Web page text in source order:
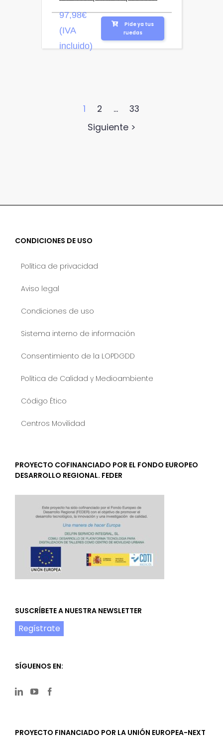
97,98€
(IVA
incluido)
Pide ya tus
ruedas
1 2 ...
33
Siguiente >Next
CONDICIONES DE USO
Política de privacidad
Aviso legal
Condiciones de uso
Sistema interno de información
Consentimiento de la LOPDGDD
Política de Calidad y Medioambiente
Código Ético
Centros Movilidad
PROYECTO COFINANCIADO POR EL FONDO EUROPEO
DESARROLLO REGIONAL. FEDER
SUSCRÍBETE A NUESTRA NEWSLETTER
Regístrate
SÍGUENOS EN:
PROYECTO FINANCIADO POR LA UNIÓN EUROPEA-NEXT